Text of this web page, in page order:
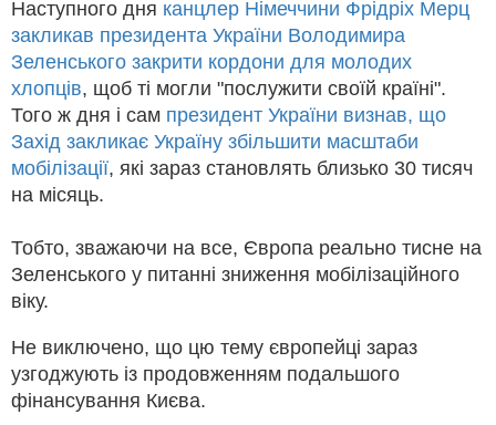
Наступного дня канцлер Німеччини Фрідріх Мерц
закликав президента України Володимира
Зеленського закрити кордони для молодих
хлопців, щоб ті могли "послужити своїй країні".
Того ж дня і сам президент України визнав, що
Захід закликає Україну збільшити масштаби
мобілізації, які зараз становлять близько 30 тисяч
на місяць.
Тобто, зважаючи на все, Європа реально тисне на
Зеленського у питанні зниження мобілізаційного
віку.
Не виключено, що цю тему європейці зараз
узгоджують із продовженням подальшого
фінансування Києва.